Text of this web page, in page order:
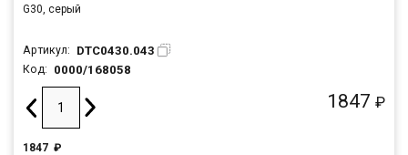
G30, серый
Артикул: DTC0430.043
Код: 0000/168058
1847 ₽
1847 ₽